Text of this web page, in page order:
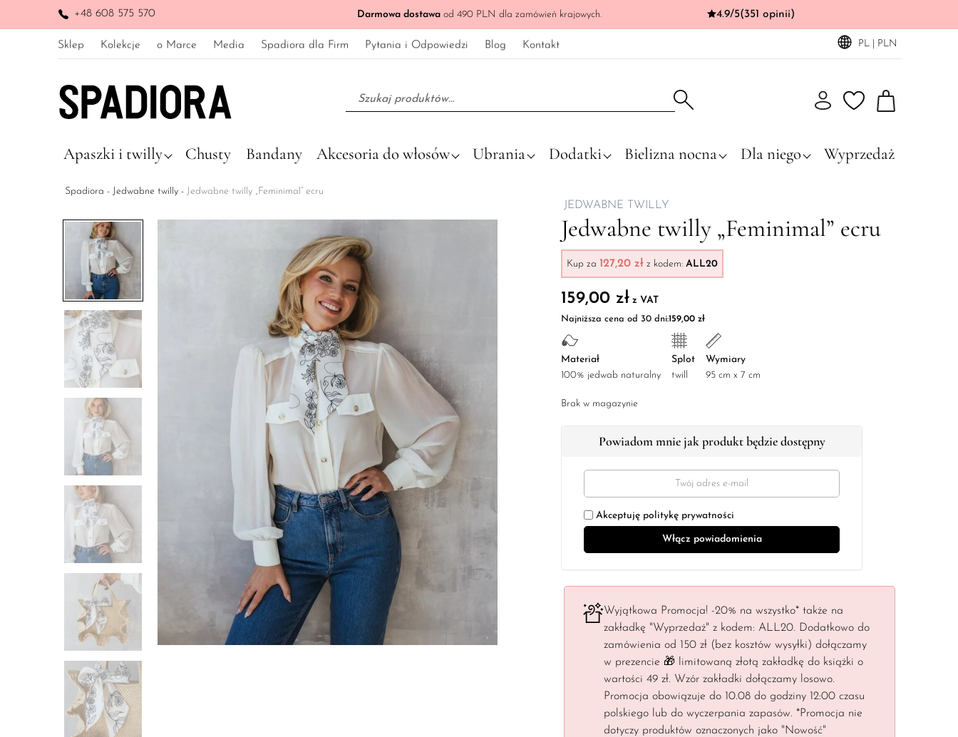
+48 608 575 570 Darmowa dostawa od 490 PLN dla zamówień krajowych. 4.9/5(351 opinii)
Sklep Kolekcje o Marce Media Spadiora dla Firm Pytania i Odpowiedzi Blog Kontakt PL | PLN
Apaszki i twilly Chusty Bandany Akcesoria do włosów Ubrania Dodatki Bielizna nocna Dla niego Wyprzedaż
Spadiora - Jedwabne twilly - Jedwabne twilly „Feminimal” ecru
JEDWABNE TWILLY
Jedwabne twilly „Feminimal” ecru
Kup za 127,20 zł z kodem: ALL20
159,00 zł z VAT
Najniższa cena od 30 dni:159,00 zł
Materiał
100% jedwab naturalny
Splot
twill
Wymiary
95 cm x 7 cm
Brak w magazynie
Powiadom mnie jak produkt będzie dostępny
Akceptuję politykę prywatności
Wyjątkowa Promocja! -20% na wszystko* także na
zakładkę "Wyprzedaż" z kodem: ALL20. Dodatkowo do
zamówienia od 150 zł (bez kosztów wysyłki) dołączamy
w prezencie 🎁 limitowaną złotą zakładkę do książki o
wartości 49 zł. Wzór zakładki dołączamy losowo.
Promocja obowiązuje do 10.08 do godziny 12:00 czasu
polskiego lub do wyczerpania zapasów. *Promocja nie
dotyczy produktów oznaczonych jako "Nowość"